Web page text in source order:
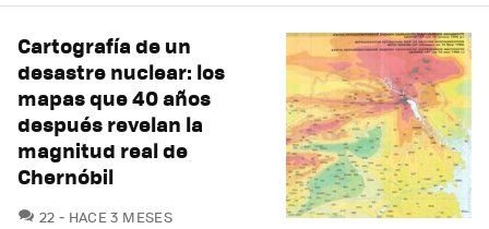
Cartografía de un
desastre nuclear: los
mapas que 40 años
después revelan la
magnitud real de
Chernóbil
22 COMENTARIOS
HACE 3 MESES